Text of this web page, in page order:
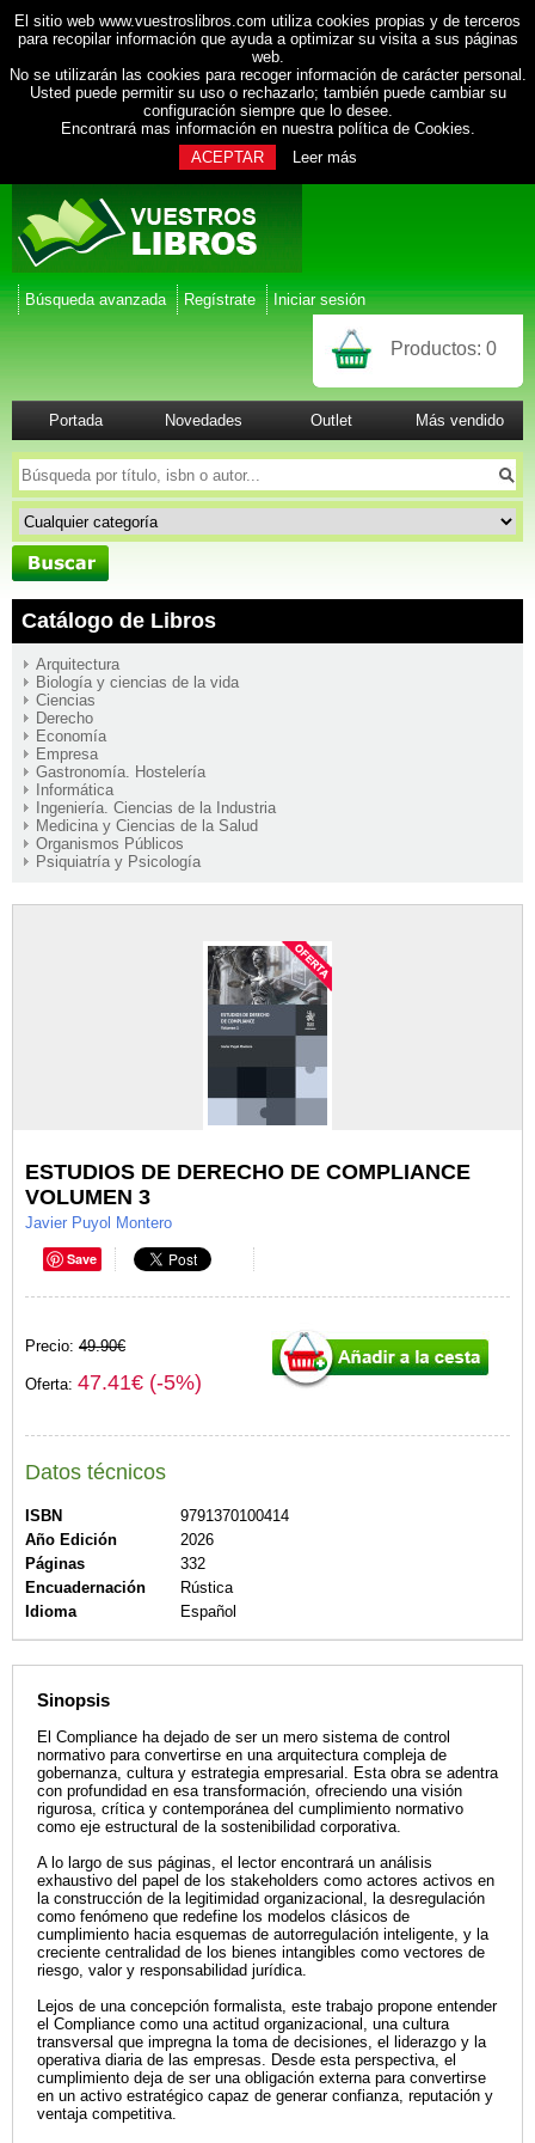
El sitio web www.vuestroslibros.com utiliza cookies propias y de terceros
para recopilar información que ayuda a optimizar su visita a sus páginas
web.
No se utilizarán las cookies para recoger información de carácter personal.
Usted puede permitir su uso o rechazarlo; también puede cambiar su
configuración siempre que lo desee.
Encontrará mas información en nuestra política de Cookies.
ACEPTAR
Leer más
Búsqueda avanzada Regístrate Iniciar sesión
Productos: 0
Portada Novedades Outlet Más vendido
Catálogo de Libros
Arquitectura
Biología y ciencias de la vida
Ciencias
Derecho
Economía
Empresa
Gastronomía. Hostelería
Informática
Ingeniería. Ciencias de la Industria
Medicina y Ciencias de la Salud
Organismos Públicos
Psiquiatría y Psicología
ESTUDIOS DE DERECHO DE COMPLIANCE
VOLUMEN 3
Javier Puyol Montero
Save
Precio: 49.90€
Oferta: 47.41€ (-5%)
Datos técnicos
ISBN
9791370100414
Año Edición
2026
Páginas
332
Encuadernación
Rústica
Idioma
Español
Sinopsis
El Compliance ha dejado de ser un mero sistema de control
normativo para convertirse en una arquitectura compleja de
gobernanza, cultura y estrategia empresarial. Esta obra se adentra
con profundidad en esa transformación, ofreciendo una visión
rigurosa, crítica y contemporánea del cumplimiento normativo
como eje estructural de la sostenibilidad corporativa.
A lo largo de sus páginas, el lector encontrará un análisis
exhaustivo del papel de los stakeholders como actores activos en
la construcción de la legitimidad organizacional, la desregulación
como fenómeno que redefine los modelos clásicos de
cumplimiento hacia esquemas de autorregulación inteligente, y la
creciente centralidad de los bienes intangibles como vectores de
riesgo, valor y responsabilidad jurídica.
Lejos de una concepción formalista, este trabajo propone entender
el Compliance como una actitud organizacional, una cultura
transversal que impregna la toma de decisiones, el liderazgo y la
operativa diaria de las empresas. Desde esta perspectiva, el
cumplimiento deja de ser una obligación externa para convertirse
en un activo estratégico capaz de generar confianza, reputación y
ventaja competitiva.